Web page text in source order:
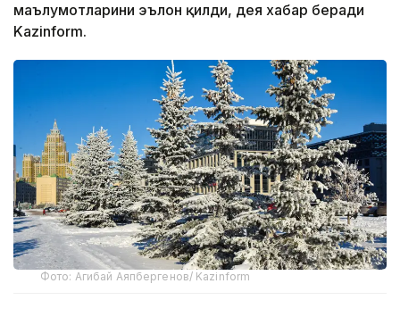
маълумотларини эълон қилди, дея хабар беради
Kazinform.
Фото: Агибай Аяпбергенов/ Kazinform